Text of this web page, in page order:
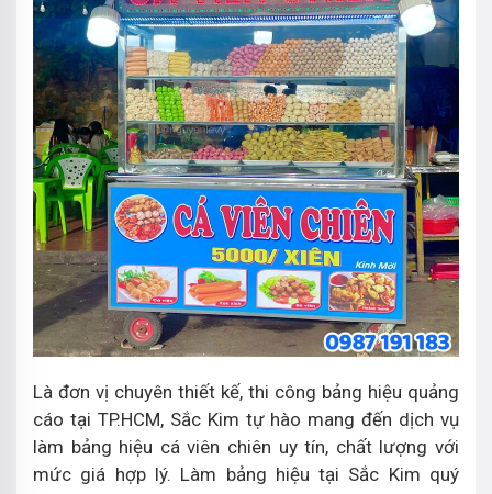
Là đơn vị chuyên thiết kế, thi công bảng hiệu quảng
cáo tại TP.HCM, Sắc Kim tự hào mang đến dịch vụ
làm bảng hiệu cá viên chiên uy tín, chất lượng với
mức giá hợp lý. Làm bảng hiệu tại Sắc Kim quý